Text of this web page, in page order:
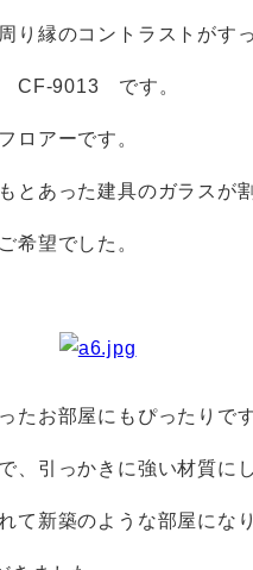
り縁のコントラストがす
CF-9013 です。
ロアーです。
とあった建具のガラスが
希望でした。
たお部屋にもぴったりです
、引っかきに強い材質に
て新築のような部屋にな